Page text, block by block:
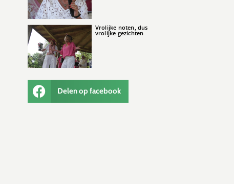
Vrolijke noten, dus
vrolijke gezichten
Delen op facebook